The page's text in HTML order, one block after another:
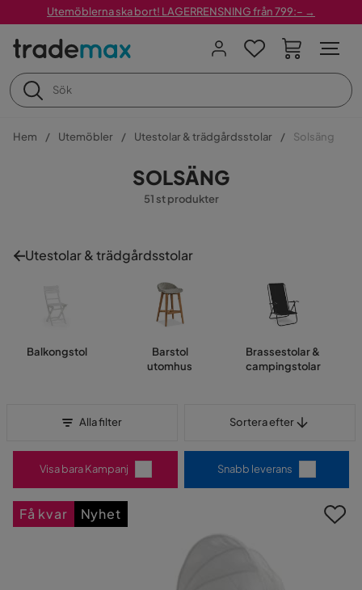
Utemöblerna ska bort! LAGERRENSNING från 799:– →
Hem Utemöbler Utestolar & trädgårdsstolar Solsäng
SOLSÄNG
51 st produkter
Utestolar & trädgårdsstolar
Balkongstol
Barstol
utomhus
Brassestolar &
campingstolar
Alla filter Sortera efter
Visa bara Kampanj Snabb leverans
Få kvar Nyhet